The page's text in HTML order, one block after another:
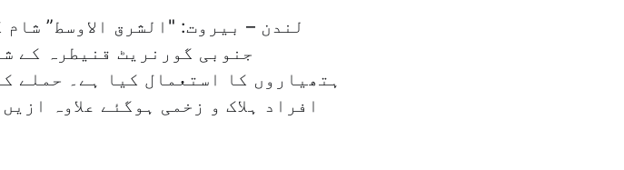
جنوبی گورنریٹ قنیطرہ کے
ہتھیاروں کا استعمال کیا ہے۔ حملے
افراد ہلاک و زخمی ہوگئے علاوہ